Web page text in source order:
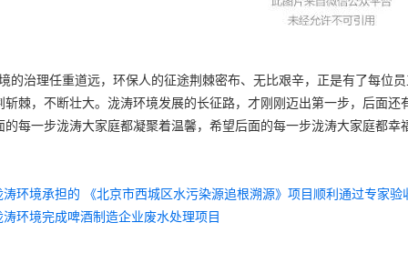
治理任重道远，环保人的征途荆棘密布、无比艰辛，正是有了每位
斩棘，不断壮大。泷涛环境发展的长征路，才刚刚迈出第一步，后面
的每一步泷涛大家庭都凝聚着温馨，希望后面的每一步泷涛大家庭都幸
涛环境承担的 《北京市西城区水污染源追根溯源》项目顺利通过专家验
涛环境完成啤酒制造企业废水处理项目